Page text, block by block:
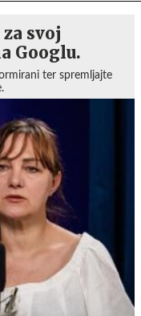
svoj
Googlu.
ter spremljajte